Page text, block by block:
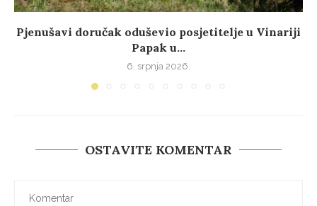
Pjenušavi doručak oduševio posjetitelje u Vinariji
Papak u...
6. srpnja 2026.
OSTAVITE KOMENTAR